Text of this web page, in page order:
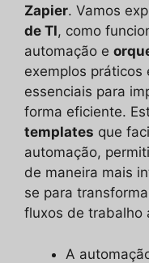
Zapier. Vamos
de TI, como
automação e
exemplos práticos
essenciais para
forma eficiente.
templates que
automação,
de maneira mais
se para
fluxos de trabalho
A